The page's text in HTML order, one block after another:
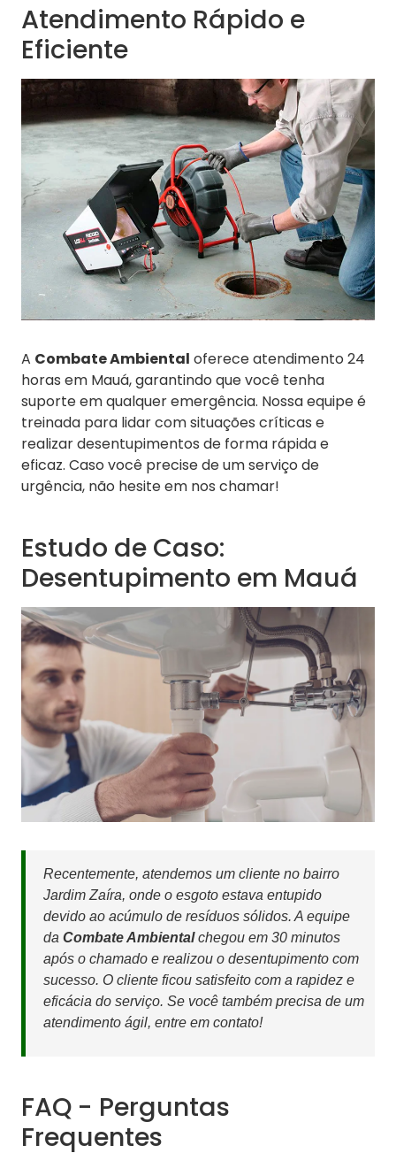
Atendimento Rápido e
Eficiente
A Combate Ambiental oferece atendimento 24
horas em Mauá, garantindo que você tenha
suporte em qualquer emergência. Nossa equipe é
treinada para lidar com situações críticas e
realizar desentupimentos de forma rápida e
eficaz. Caso você precise de um serviço de
urgência, não hesite em nos chamar!
Estudo de Caso:
Desentupimento em Mauá
Recentemente, atendemos um cliente no bairro
Jardim Zaíra, onde o esgoto estava entupido
devido ao acúmulo de resíduos sólidos. A equipe
da Combate Ambientalchegou em 30 minutos
após o chamado e realizou o desentupimento com
sucesso. O cliente ficou satisfeito com a rapidez e
eficácia do serviço. Se você também precisa de um
atendimento ágil, entre em contato!
FAQ - Perguntas
Frequentes